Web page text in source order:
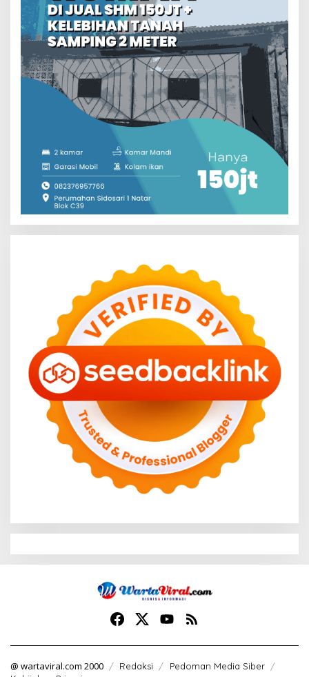
@ wartaviral.com 2000 Redaksi
Pedoman Media Siber